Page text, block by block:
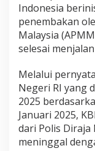
Indonesia
penembakan
Malaysia
selesai
Melalui
Negeri RI yang
2025
Januari 2025,
dari Polis Diraja
meninggal